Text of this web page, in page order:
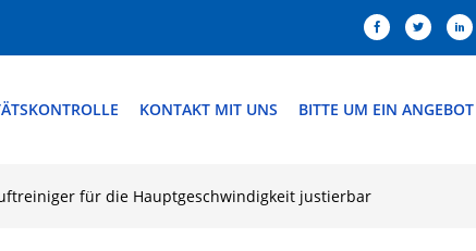
KONTAKT MIT UNS BITTE UM EIN ANGEBOT
für die Hauptgeschwindigkeit justierbar